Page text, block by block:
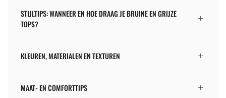
STIJLTIPS: WANNEER EN HOE DRAAG JE BRUINE EN GRIJZE
TOPS?
KLEUREN, MATERIALEN EN TEXTUREN
MAAT- EN COMFORTTIPS